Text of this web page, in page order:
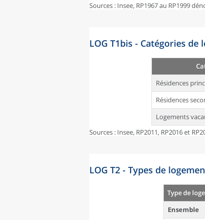
Sources : Insee, RP1967 au RP1999
LOG T1bis - Catégories de
Résidences
Résidences
Logements
Sources : Insee, RP2011, RP2016 et
LOG T2 - Types de
Type de
Ensemble